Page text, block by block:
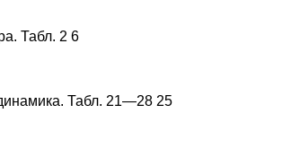
Табл. 2 6
Табл. 21—28 25